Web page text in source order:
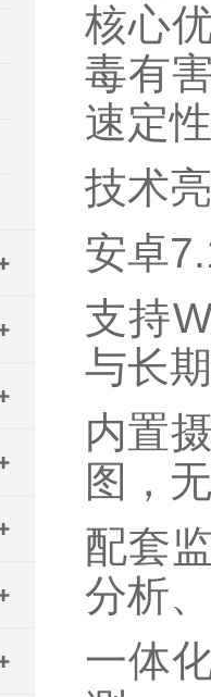
核心
毒有
速定
技术
安卓
支持
与长
内置
图，
配套
分析
一体